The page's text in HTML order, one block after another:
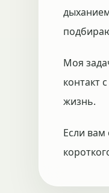
Моя
контакт
жизнь.
Если вам